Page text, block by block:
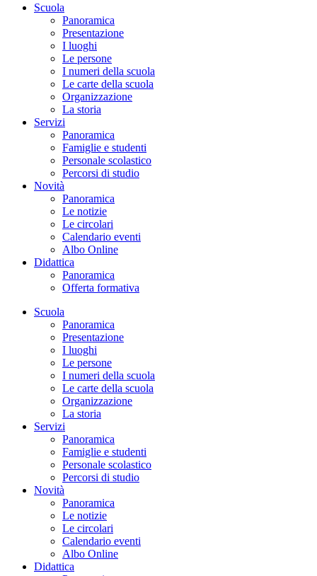
Scuola
Panoramica
Presentazione
I luoghi
Le persone
I numeri della scuola
Le carte della scuola
Organizzazione
La storia
Servizi
Panoramica
Famiglie e studenti
Personale scolastico
Percorsi di studio
Novità
Panoramica
Le notizie
Le circolari
Calendario eventi
Albo Online
Didattica
Panoramica
Offerta formativa
Scuola
Panoramica
Presentazione
I luoghi
Le persone
I numeri della scuola
Le carte della scuola
Organizzazione
La storia
Servizi
Panoramica
Famiglie e studenti
Personale scolastico
Percorsi di studio
Novità
Panoramica
Le notizie
Le circolari
Calendario eventi
Albo Online
Didattica